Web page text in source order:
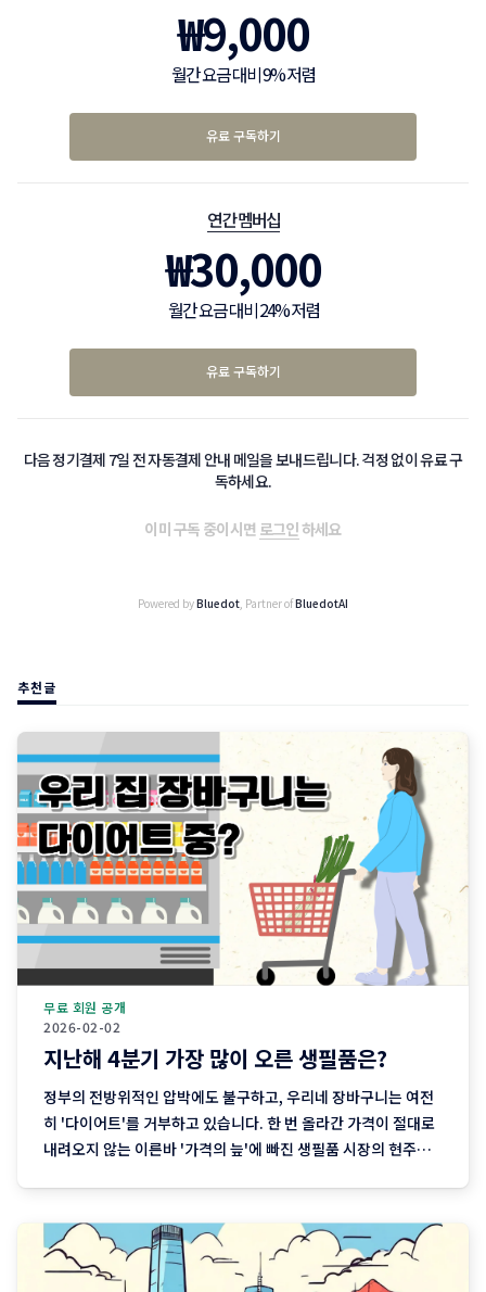
₩9,000
월간 요금 대비 9% 저렴
유료 구독하기
연간 멤버십
₩30,000
월간 요금 대비 24% 저렴
유료 구독하기
다음 정기결제 7일 전 자동결제 안내 메일을 보내드립니다. 걱정 없이 유료 구
독하세요.
이미 구독 중이시면 로그인하세요
Powered byBluedot, Partner ofBluedotAI
추천글
2026-02-02
무료 회원 공개
지난해 4분기 가장 많이 오른 생필품은?
정부의 전방위적인 압박에도 불구하고, 우리네 장바구니는 여전
히 '다이어트'를 거부하고 있습니다. 한 번 올라간 가격이 절대로
내려오지 않는 이른바 '가격의 늪'에 빠진 생필품 시장의 현주소
와 달걀 한 판을 집어 든 당신, 결제창에